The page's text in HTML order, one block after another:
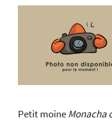
Petit moineMonacha